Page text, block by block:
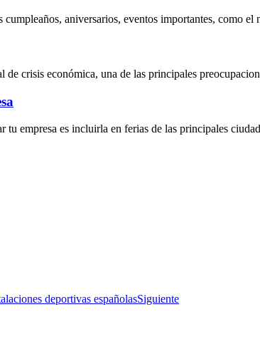
cumpleaños, aniversarios, eventos importantes, como
crisis económica, una de las principales
tu empresa es incluirla en ferias de las principales
deportivas españolasSiguiente